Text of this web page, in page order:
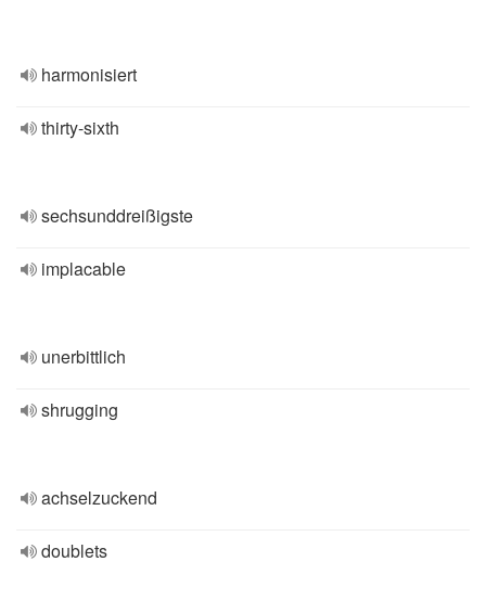
harmonisiert
thirty-sixth
sechsunddreißigste
implacable
unerbittlich
shrugging
achselzuckend
doublets